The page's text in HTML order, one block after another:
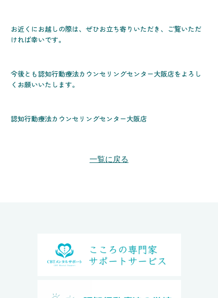
お近くにお越しの際は、ぜひお立ち寄りいただき、ご覧いただ
ければ幸いです。
今後とも認知行動療法カウンセリングセンター大阪店をよろし
くお願いいたします。
認知行動療法カウンセリングセンター大阪店
一覧に戻る